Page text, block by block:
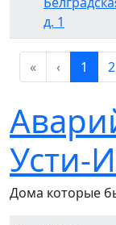
д. 1
« ‹ 1 2
Усти-
Дома которые